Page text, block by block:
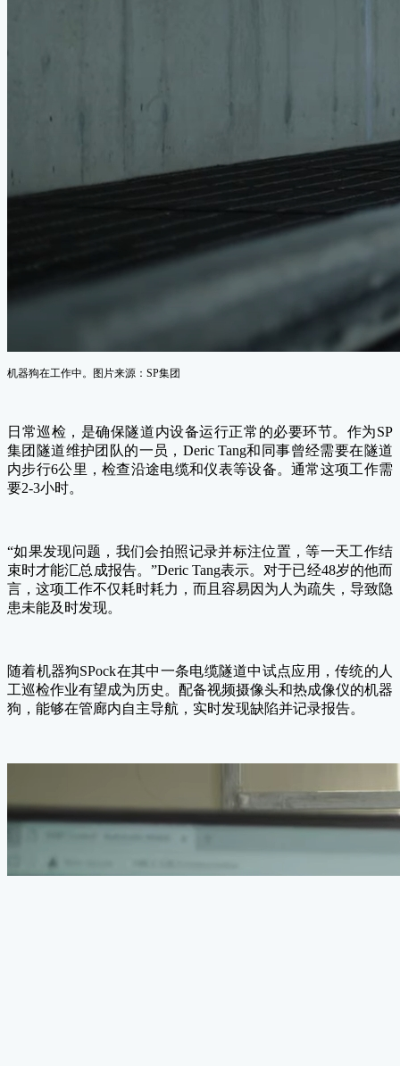
机器狗在工作中。图片来源：SP集团
日常巡检，是确保隧道内设备运行正常的必要环节。作为SP
集团隧道维护团队的一员，Deric Tang和同事曾经需要在隧道
内步行6公里，检查沿途电缆和仪表等设备。通常这项工作需
要2-3小时。
“如果发现问题，我们会拍照记录并标注位置，等一天工作结
束时才能汇总成报告。”Deric Tang表示。对于已经48岁的他而
言，这项工作不仅耗时耗力，而且容易因为人为疏失，导致隐
患未能及时发现。
随着机器狗SPock在其中一条电缆隧道中试点应用，传统的人
工巡检作业有望成为历史。配备视频摄像头和热成像仪的机器
狗，能够在管廊内自主导航，实时发现缺陷并记录报告。